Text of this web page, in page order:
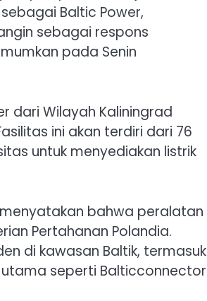
Baltic Power,
sebagai respons
pada Senin
dari Wilayah Kaliningrad
ini akan terdiri dari 76
untuk menyediakan listrik
bahwa peralatan
Pertahanan Polandia.
di kawasan Baltik, termasuk
seperti Balticconnector